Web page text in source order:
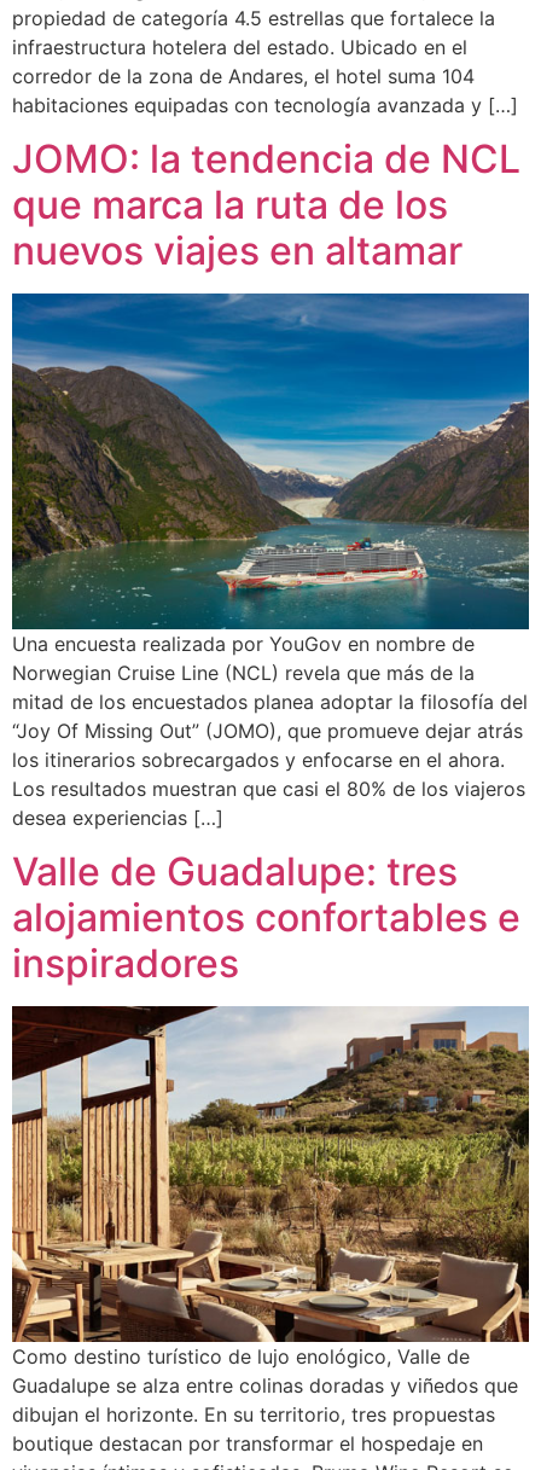
propiedad de categoría 4.5 estrellas que fortalece la
infraestructura hotelera del estado. Ubicado en el
corredor de la zona de Andares, el hotel suma 104
habitaciones equipadas con tecnología avanzada y […]
JOMO: la tendencia de NCL
que marca la ruta de los
nuevos viajes en altamar
Una encuesta realizada por YouGov en nombre de
Norwegian Cruise Line (NCL) revela que más de la
mitad de los encuestados planea adoptar la filosofía del
“Joy Of Missing Out” (JOMO), que promueve dejar atrás
los itinerarios sobrecargados y enfocarse en el ahora.
Los resultados muestran que casi el 80% de los viajeros
desea experiencias […]
Valle de Guadalupe: tres
alojamientos confortables e
inspiradores
Como destino turístico de lujo enológico, Valle de
Guadalupe se alza entre colinas doradas y viñedos que
dibujan el horizonte. En su territorio, tres propuestas
boutique destacan por transformar el hospedaje en